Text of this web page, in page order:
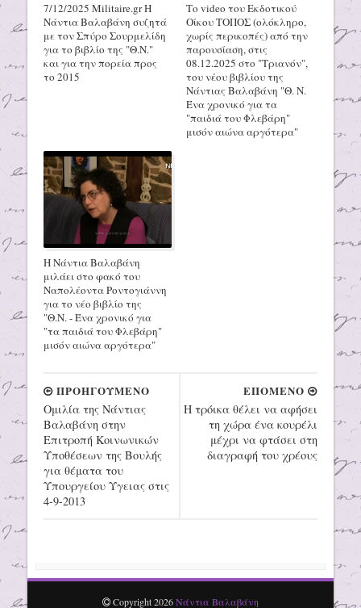
7/12/2025 Militaire.gr H
Νάντια Βαλαβάνη συζητά
με τον Σπύρο Σουρμελίδη
για το βιβλίο της "Θ.Ν."
και για την πορεία προς
το 2015
Το video του Εκδοτικού
Οίκου ΤΟΠΟΣ (ολόκληρο,
χωρίς περικοπές) από την
παρουσίαση, στις
08.12.2025 στο "Τριανόν",
του νέου βιβλίου της
Νάντιας Βαλαβάνη "Θ. Ν.
Ένα χρονικό για τα
"παιδιά του Φλεβάρη"
μισόν αιώνα αργότερα"
Η Νάντια Βαλαβάνη
μιλάει στο φακό του
Ναπολέοντα Ροντογιάννη
για το νέο βιβλίο της
"Θ.Ν. - Ένα χρονικό για
"τα παιδιά του Φλεβάρη"
μισόν αιώνα αργότερα"
ΕΠΟΜΕΝΟ
Η τρόικα θέλει να αφήσει
τη χώρα ένα κουρέλι
μέχρι να φτάσει στη
διαγραφή του χρέους
ΠΡΟΗΓΟΥΜΕΝΟ
Ομιλία της Νάντιας
Βαλαβάνη στην
Επιτροπή Κοινωνικών
Υποθέσεων της Βουλής
για θέματα του
Υπουργείου Υγειας στις
4-9-2013
Copyright2026Νάντια Βαλαβάνη